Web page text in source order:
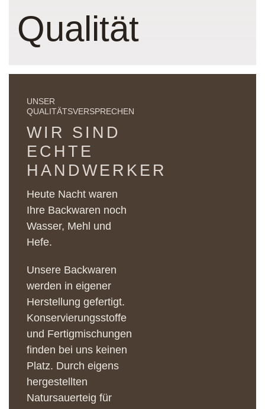
Qualität
UNSER
QUALITÄTSVERSPRECHEN
WIR SIND
ECHTE
HANDWERKER
Heute Nacht waren
Ihre Backwaren noch
Wasser, Mehl und
Hefe.
Unsere Backwaren
werden in eigener
Herstellung gefertigt.
Konservierungsstoffe
und Fertigmischungen
finden bei uns keinen
Platz. Durch eigens
hergestellten
Natursauerteig für